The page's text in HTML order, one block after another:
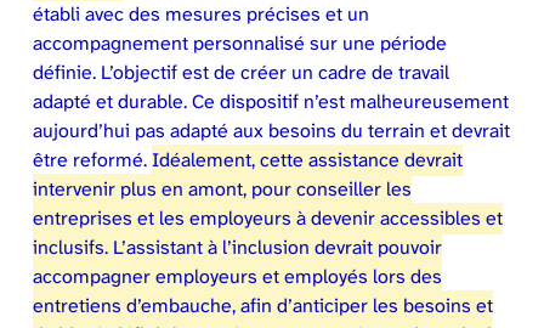
établi avec des mesures précises et un
accompagnement personnalisé sur une période
définie. L’objectif est de créer un cadre de travail
adapté et durable. Ce dispositif n’est malheureusement
aujourd’hui pas adapté aux besoins du terrain et devrait
être reformé.Idéalement, cette assistance devrait
intervenir plus en amont, pour conseiller les
entreprises et les employeurs à devenir accessibles et
inclusifs. L’assistant à l’inclusion devrait pouvoir
accompagner employeurs et employés lors des
entretiens d’embauche, afin d’anticiper les besoins et